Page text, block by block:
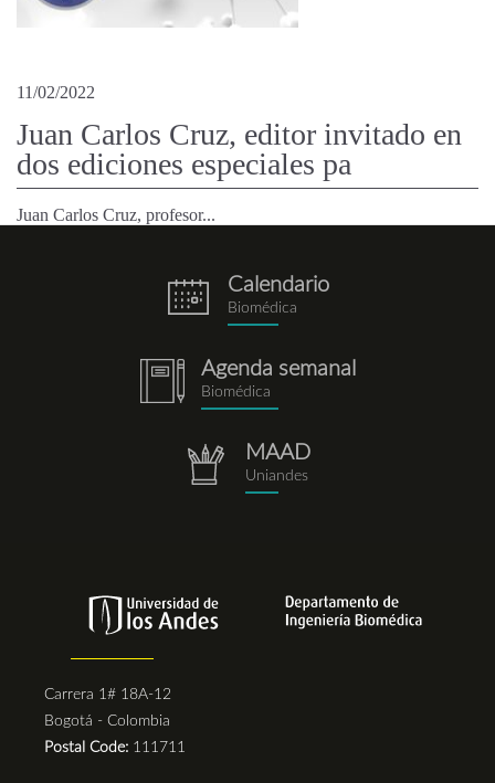
11/02/2022
Juan Carlos Cruz, editor invitado en
dos ediciones especiales pa
Juan Carlos Cruz, profesor...
eventos.png
Calendario
Biomédica
notebook.png
Agenda semanal
Biomédica
repositorio.png
MAAD
Uniandes
Carrera 1# 18A-12
Bogotá - Colombia
Postal Code: 111711